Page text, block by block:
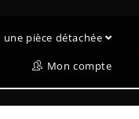
une pièce détachée
Mon compte